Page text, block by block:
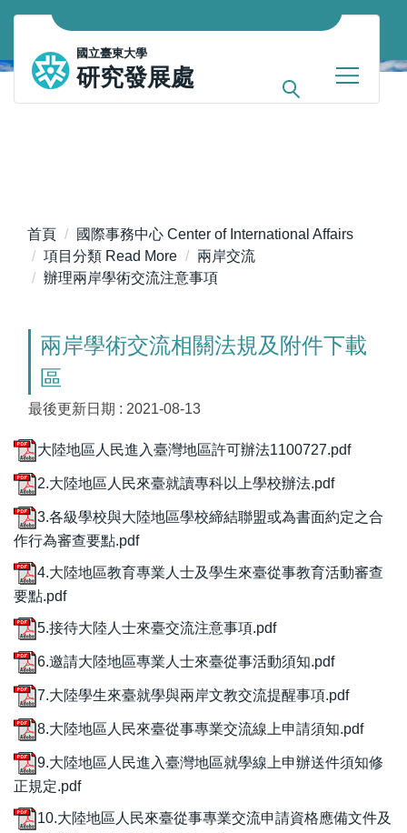
跳
主
內
國立臺東大學
研究發展處
首頁
國際事務中心 Center of International Affairs
項目分類 Read More
兩岸交流
辦理兩岸學術交流注意事項
兩岸學術交流相關法規及附件下載
區
最後更新日期 : 2021-08-13
大陸地區人民進入臺灣地區許可辦法1100727.pdf
2.大陸地區人民來臺就讀專科以上學校辦法.pdf
3.各級學校與大陸地區學校締結聯盟或為書面約定之合
作行為審查要點.pdf
4.大陸地區教育專業人士及學生來臺從事教育活動審查
要點.pdf
5.接待大陸人士來臺交流注意事項.pdf
6.邀請大陸地區專業人士來臺從事活動須知.pdf
7.大陸學生來臺就學與兩岸文教交流提醒事項.pdf
8.大陸地區人民來臺從事專業交流線上申請須知.pdf
9.大陸地區人民進入臺灣地區就學線上申辦送件須知修
正規定.pdf
10.大陸地區人民來臺從事專業交流申請資格應備文件及